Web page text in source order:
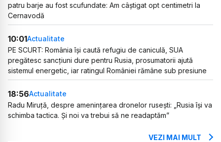
patru barje au fost scufundate: Am câștigat opt centimetri la
Cernavodă
10:01Actualitate
PE SCURT: România își caută refugiu de caniculă, SUA
pregătesc sancțiuni dure pentru Rusia, prosumatorii ajută
sistemul energetic, iar ratingul României rămâne sub presiune
18:56Actualitate
Radu Miruță, despre amenințarea dronelor rusești: „Rusia își va
schimba tactica. Și noi va trebui să ne readaptăm”
VEZI MAI MULT